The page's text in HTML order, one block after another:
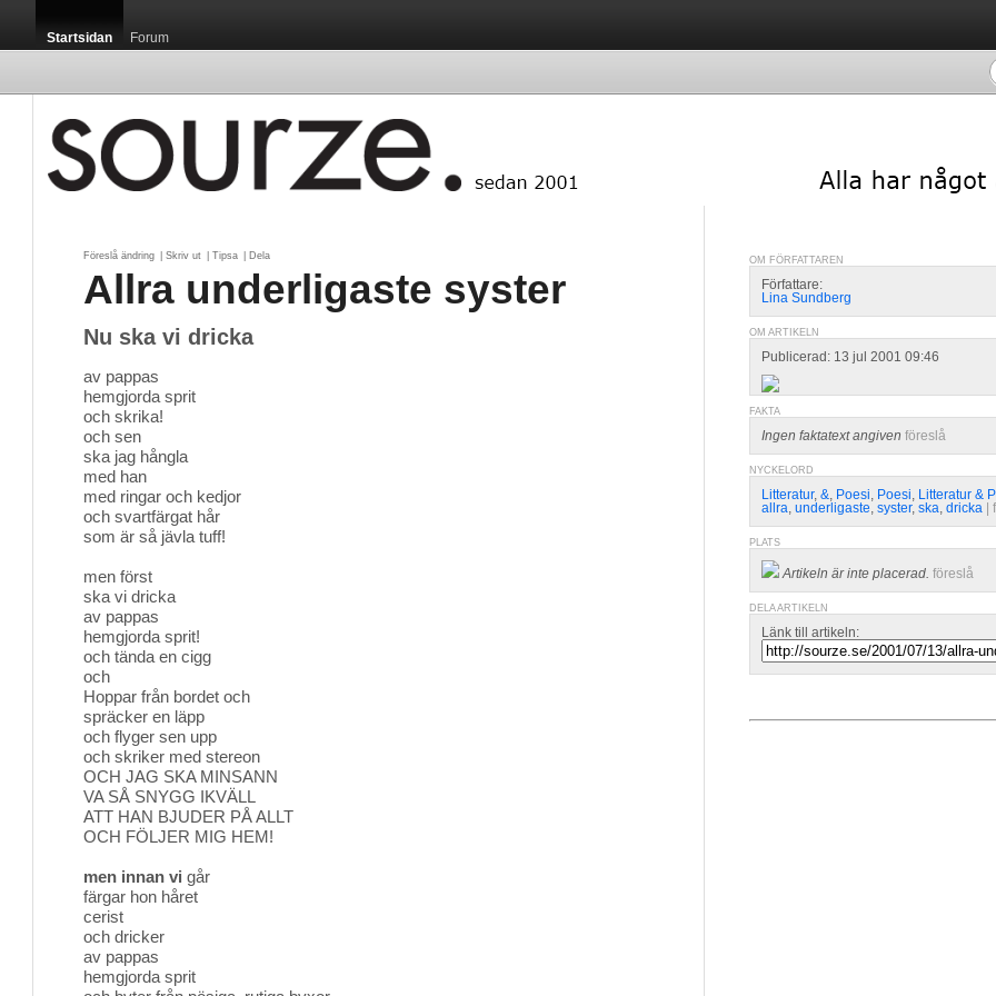
Startsidan Forum
Föreslå ändring Skriv ut Tipsa Dela
Allra underligaste syster
Nu ska vi dricka
av pappas
hemgjorda sprit
och skrika!
och sen
ska jag hångla
med han
med ringar och kedjor
och svartfärgat hår
som är så jävla tuff!
men först
ska vi dricka
av pappas
hemgjorda sprit!
och tända en cigg
och
Hoppar från bordet och
spräcker en läpp
och flyger sen upp
och skriker med stereon
OCH JAG SKA MINSANN
VA SÅ SNYGG IKVÄLL
ATT HAN BJUDER PÅ ALLT
OCH FÖLJER MIG HEM!
men innan vi går
färgar hon håret
cerist
och dricker
av pappas
hemgjorda sprit
OM FÖRFATTAREN
Författare:
Lina Sundberg
OM ARTIKELN
Publicerad: 13 jul 2001 09:46
FAKTA
Ingen faktatext angiven föreslå
NYCKELORD
Litteratur, &, Poesi, Poesi, Litteratur &
allra, underligaste, syster, ska, dricka
PLATS
Artikeln är inte placerad. föreslå
DELA ARTIKELN
Länk till artikeln: